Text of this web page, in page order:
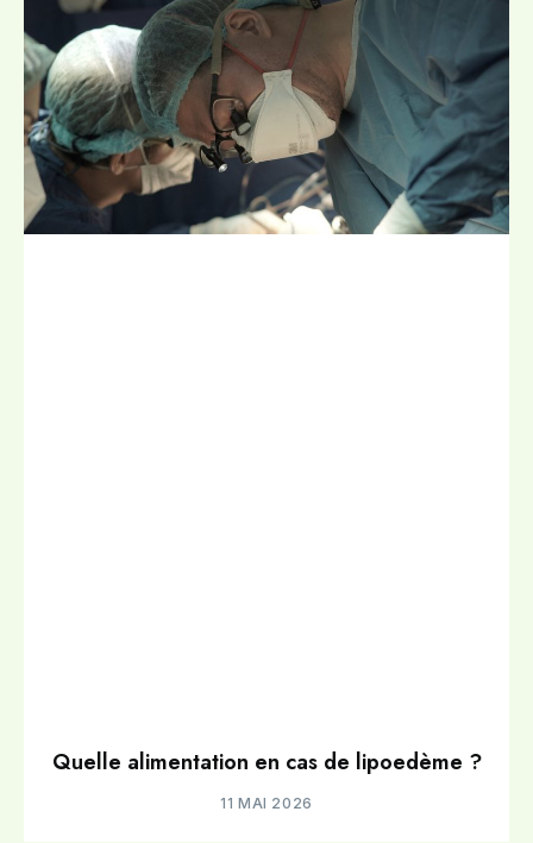
Quelle alimentation en cas de lipoedème ?
11 MAI 2026